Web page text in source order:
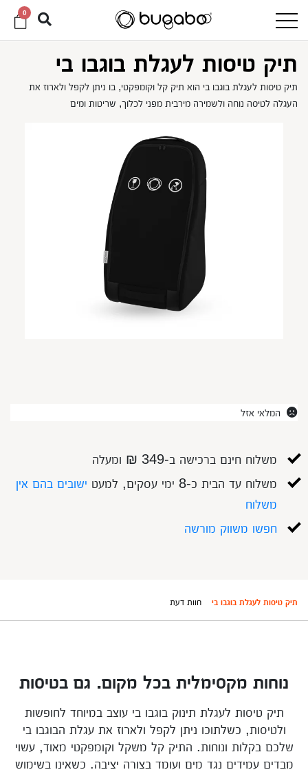
0
תיק טיסות לעגלת בוגבו בי
תיק טיסות לעגלת בוגבו בי הוא תיק קל וקומפקטי, בו ניתן לקפל ולארוז את
העגלה לטיסה נוחה ולשמירה מירבית מפני לכלוך, שריטות ומים
המלאי אזל
משלוח חינם ברכישה ב-349 ₪ ומעלה
משלוח עד הבית כ-8 ימי עסקים, למעט
ישובים בהם אין
משלוח
חפשו משווק מורשה
תיק טיסות לעגלת בוגבו בי חוות דעת
נוחות מקסימלית בכל מקום. גם בטיסות
תיק טיסות לעגלת תינוק בוגבו בי עוצב במיוחד לחופשות
ולטיסות, כשלתוכו ניתן לקפל ולארוז את עגלת הבוגבו בי
שלכם בקלות ונוחות. התיק קל משקל וקומפקטי מאוד, עשוי
מבדים עמידים נגד מים ועומד בצורה יציבה. כשאינו בשימוש